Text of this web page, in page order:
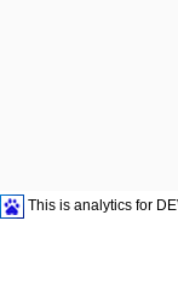
This is analytics for